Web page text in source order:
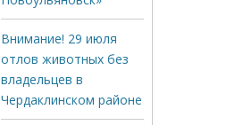
Внимание! 29 июля
отлов животных без
владельцев в
Чердаклинском районе